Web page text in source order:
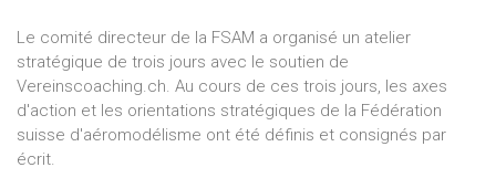
Le comité directeur de la FSAM a organisé un atelier
stratégique de trois jours avec le soutien de
Vereinscoaching.ch. Au cours de ces trois jours, les axes
d'action et les orientations stratégiques de la Fédération
suisse d'aéromodélisme ont été définis et consignés par
écrit.